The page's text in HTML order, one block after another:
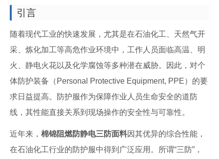
引言
随着现代工业的快速发展，尤其是在石油化工、天然气开
采、炼化加工等高危作业环境中，工作人员面临高温、明
火、静电火花以及化学腐蚀等多种潜在威胁。因此，对个
体防护装备（Personal Protective Equipment, PPE）的要
求日益提高。防护服作为保障作业人员生命安全的道防
线，其性能直接关系到现场操作的安全性与可靠性。
近年来， 棉锦阻燃防静电三防面料因其优异的综合性能，
在石油化工行业的防护服中得到广泛应用。所谓“三防”，